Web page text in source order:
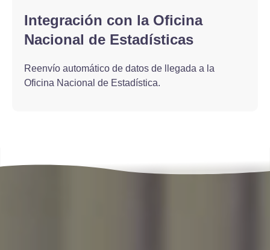
Integración con la Oficina
Nacional de Estadísticas
Reenvío automático de datos de llegada a la
Oficina Nacional de Estadística.